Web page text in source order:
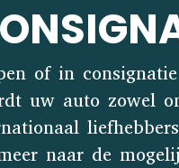
of in
uw auto zowel
naar de